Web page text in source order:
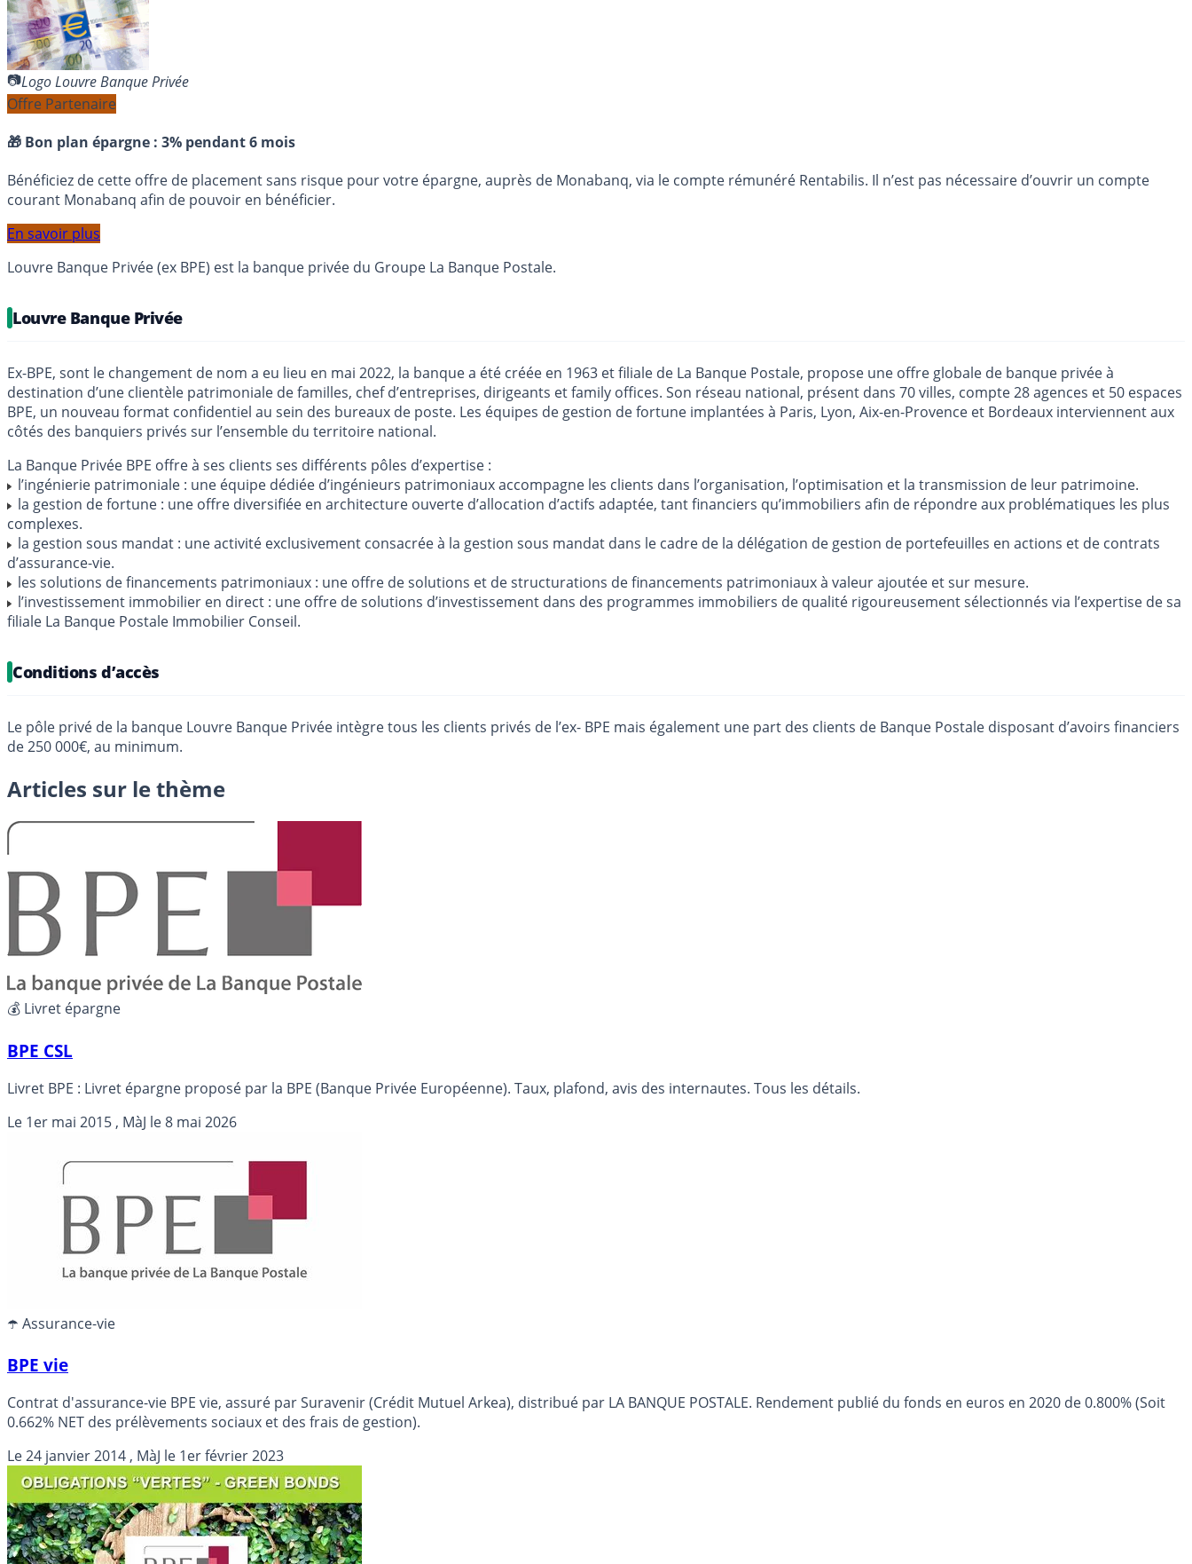
Logo Louvre Banque Privée
Offre Partenaire
🎁 Bon plan épargne : 3% pendant 6 mois
Bénéficiez de cette offre de placement sans risque pour votre épargne, auprès de Monabanq, via le compte rémunéré Rentabilis. Il n’est pas nécessaire d’ouvrir un compte
courant Monabanq afin de pouvoir en bénéficier.
En savoir plus
Louvre Banque Privée (ex BPE) est la banque privée du Groupe La Banque Postale.
Louvre Banque Privée
Ex-BPE, sont le changement de nom a eu lieu en mai 2022, la banque a été créée en 1963 et filiale de La Banque Postale, propose une offre globale de banque privée à
destination d’une clientèle patrimoniale de familles, chef d’entreprises, dirigeants et family offices. Son réseau national, présent dans 70 villes, compte 28 agences et 50 espaces
BPE, un nouveau format confidentiel au sein des bureaux de poste. Les équipes de gestion de fortune implantées à Paris, Lyon, Aix-en-Provence et Bordeaux interviennent aux
côtés des banquiers privés sur l’ensemble du territoire national.
La Banque Privée BPE offre à ses clients ses différents pôles d’expertise :
l’ingénierie patrimoniale : une équipe dédiée d’ingénieurs patrimoniaux accompagne les clients dans l’organisation, l’optimisation et la transmission de leur patrimoine.
la gestion de fortune : une offre diversifiée en architecture ouverte d’allocation d’actifs adaptée, tant financiers qu’immobiliers afin de répondre aux problématiques les plus
complexes.
la gestion sous mandat : une activité exclusivement consacrée à la gestion sous mandat dans le cadre de la délégation de gestion de portefeuilles en actions et de contrats
d’assurance-vie.
les solutions de financements patrimoniaux : une offre de solutions et de structurations de financements patrimoniaux à valeur ajoutée et sur mesure.
l’investissement immobilier en direct : une offre de solutions d’investissement dans des programmes immobiliers de qualité rigoureusement sélectionnés via l’expertise de sa
filiale La Banque Postale Immobilier Conseil.
Conditions d’accès
Le pôle privé de la banque Louvre Banque Privée intègre tous les clients privés de l’ex- BPE mais également une part des clients de Banque Postale disposant d’avoirs financiers
de 250 000€, au minimum.
Articles sur le thème
💰 Livret épargne
BPE CSL
Livret BPE : Livret épargne proposé par la BPE (Banque Privée Européenne). Taux, plafond, avis des internautes. Tous les détails.
Le 1er mai 2015 , MàJ le8 mai 2026
☂️ Assurance-vie
BPE vie
Contrat d'assurance-vie BPE vie, assuré par Suravenir (Crédit Mutuel Arkea), distribué par LA BANQUE POSTALE. Rendement publié du fonds en euros en 2020 de 0.800% (Soit
0.662% NET des prélèvements sociaux et des frais de gestion).
Le24 janvier 2014 , MàJ le 1er février 2023